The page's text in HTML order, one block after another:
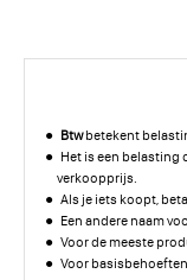
Btwbetekent
Het is een belasting
verkoopprijs.
Als je iets koopt,
Een andere naam
Voor de meeste
Voor